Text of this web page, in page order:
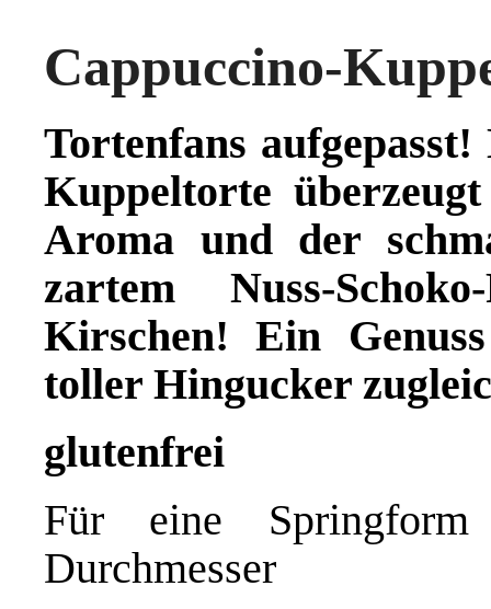
Cappuccino-
Tortenfans
Kuppeltorte
Aroma und der
zartem Nuss-
Kirschen! Ein
toller Hingucker
glutenfrei
Für eine
Durchmesser